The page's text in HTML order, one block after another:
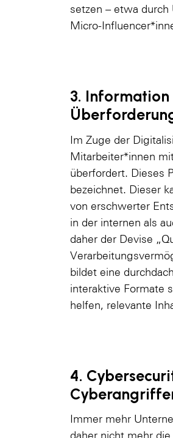
setzen – etwa durch
Micro-
3.
Im Zuge der
Mitarbeiter*innen
überfordert. Dieses
bezeichnet. Dieser
von erschwerter
in der internen als
daher der Devise
bildet eine
interaktive Formate
helfen, relevante
4.
Immer mehr